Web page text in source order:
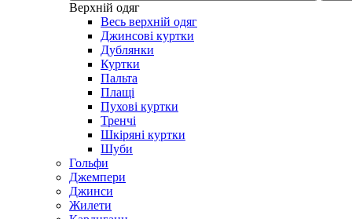
Верхній одяг
Весь верхній одяг
Джинсові куртки
Дублянки
Куртки
Пальта
Плащі
Пухові куртки
Тренчі
Шкіряні куртки
Шуби
Гольфи
Джемпери
Джинси
Жилети